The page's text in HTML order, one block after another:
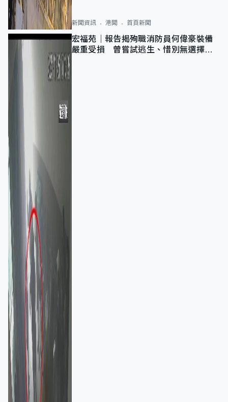
新聞資訊 港聞 首頁新聞
宏福苑｜報告揭殉職消防員何偉豪裝備
嚴重受損 曾嘗試逃生、惜別無選擇下